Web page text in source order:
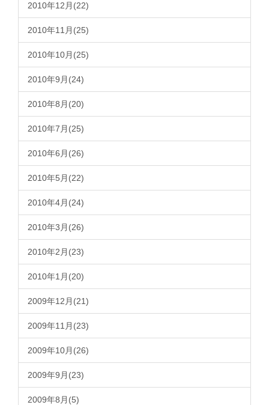
2010年12月(22)
2010年11月(25)
2010年10月(25)
2010年9月(24)
2010年8月(20)
2010年7月(25)
2010年6月(26)
2010年5月(22)
2010年4月(24)
2010年3月(26)
2010年2月(23)
2010年1月(20)
2009年12月(21)
2009年11月(23)
2009年10月(26)
2009年9月(23)
2009年8月(5)